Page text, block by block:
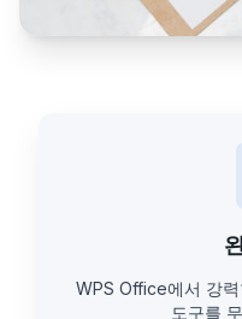
WPS Office에서 강
도구를